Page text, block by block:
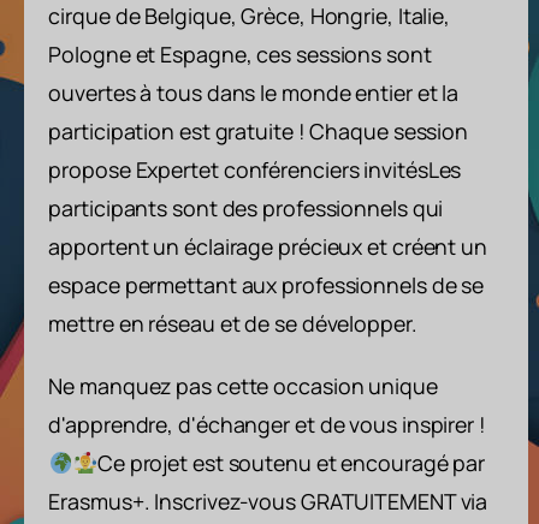
cirque de Belgique, Grèce, Hongrie, Italie,
Pologne et Espagne, ces sessions sont
ouvertes à tous dans le monde entier et la
participation est gratuite ! Chaque session
propose Expertet conférenciers invitésLes
participants sont des professionnels qui
apportent un éclairage précieux et créent un
espace permettant aux professionnels de se
mettre en réseau et de se développer.
Ne manquez pas cette occasion unique
d'apprendre, d'échanger et de vous inspirer !
Ce projet est soutenu et encouragé par
Erasmus+. Inscrivez-vous GRATUITEMENT via